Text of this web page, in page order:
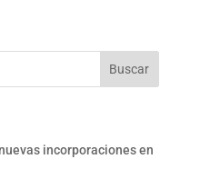
incorporaciones en